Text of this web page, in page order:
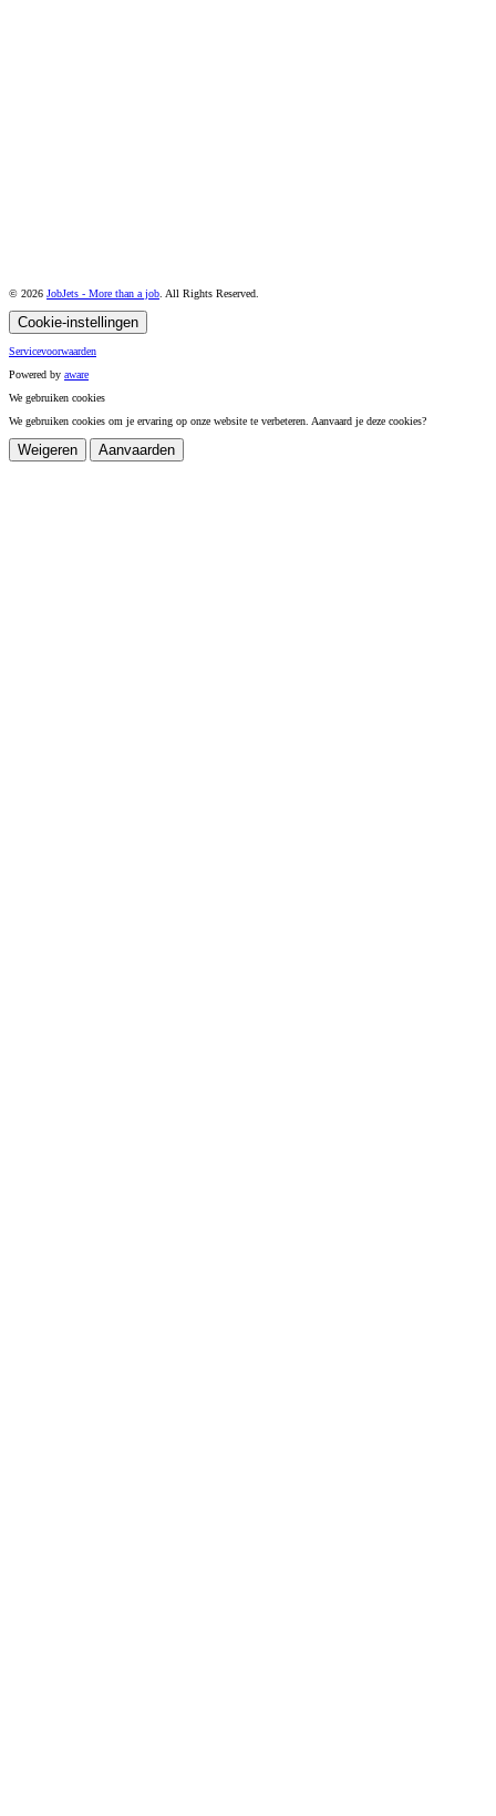
© 2026 JobJets - More than a job . All Rights Reserved.
Cookie-instellingen
Servicevoorwaarden
Powered by aware
We gebruiken cookies
We gebruiken cookies om je ervaring op onze website te verbeteren. Aanvaard je deze cookies?
Weigeren Aanvaarden